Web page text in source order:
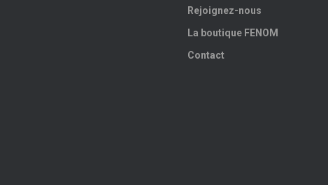
Rejoignez-nous
La boutique FENOM
Contact